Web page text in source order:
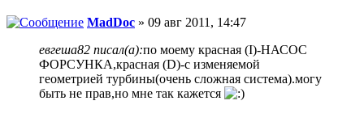
MadDoc » 09 авг 2011, 14:47
евгеша82 писал(а):по моему красная (I)-НАСОС
ФОРСУНКА,красная (D)-с изменяемой
геометрией турбины(очень сложная система).могу
быть не прав,но мне так кажется